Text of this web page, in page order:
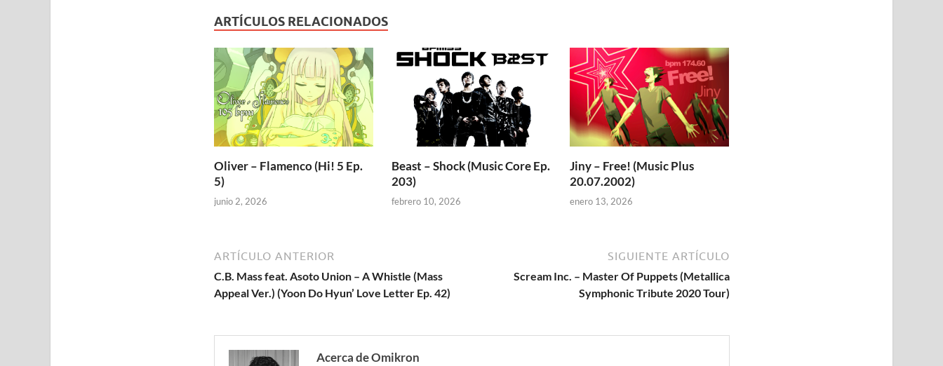
ARTÍCULOS RELACIONADOS
Oliver – Flamenco (Hi! 5 Ep.
5)
junio 2, 2026
Beast – Shock (Music Core Ep.
203)
febrero 10, 2026
Jiny – Free! (Music Plus
20.07.2002)
enero 13, 2026
ARTÍCULO ANTERIOR
C.B. Mass feat. Asoto Union – A Whistle (Mass
Appeal Ver.) (Yoon Do Hyun’ Love Letter Ep. 42)
SIGUIENTE ARTÍCULO
Scream Inc. – Master Of Puppets (Metallica
Symphonic Tribute 2020 Tour)
Acerca de Omikron